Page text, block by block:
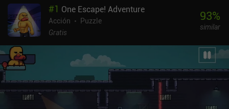
#1 One Escape! Adventure
Acción
Puzzle
Gratis
93%
similar